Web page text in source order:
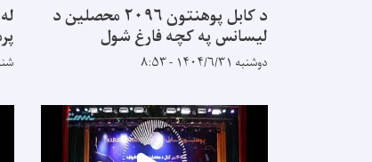
د کابل پوهنتون ۲۰۹۶ محصلین د
لیسانس په کچه فارغ شول
دوشنبه ۱۴۰۴/۶/۳۱ - ۸:۵۳ شنبه